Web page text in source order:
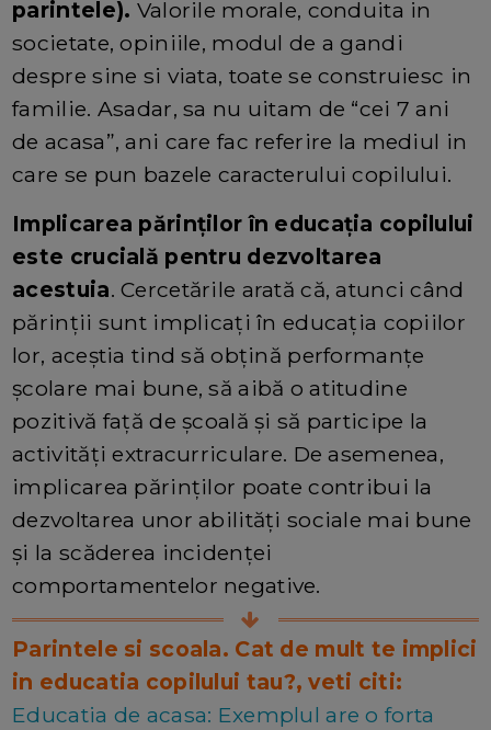
parintele). Valorile morale, conduita in
societate, opiniile, modul de a gandi
despre sine si viata, toate se construiesc in
familie. Asadar, sa nu uitam de “cei 7 ani
de acasa”, ani care fac referire la mediul in
care se pun bazele caracterului copilului.
Implicarea părinților în educația copilului
este crucială pentru dezvoltarea
acestuia. Cercetările arată că, atunci când
părinții sunt implicați în educația copiilor
lor, aceștia tind să obțină performanțe
școlare mai bune, să aibă o atitudine
pozitivă față de școală și să participe la
activități extracurriculare. De asemenea,
implicarea părinților poate contribui la
dezvoltarea unor abilități sociale mai bune
și la scăderea incidenței
comportamentelor negative.
Parintele si scoala. Cat de mult te implici
in educatia copilului tau?, veti citi:
Educatia de acasa: Exemplul are o forta